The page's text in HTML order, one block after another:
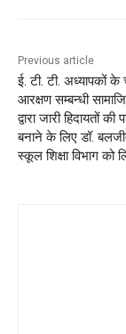
Previous article
ई. टी. टी. अध्यापकों
आरक्षण सम्बन्धी
द्वारा जारी हिदायतों की
बनाने के लिए डॉ.
स्कूल शिक्षा विभाग को